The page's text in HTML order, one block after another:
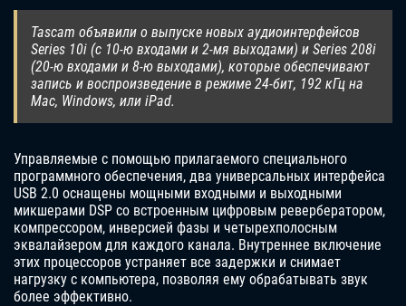
Tascam объявили о выпуске новых аудиоинтерфейсов
Series 10i (с 10-ю входами и 2-мя выходами) и Series 208i
(20-ю входами и 8-ю выходами), которые обеспечивают
запись и воспроизведение в режиме 24-бит, 192 кГц на
Mac, Windows, или iPad.
Управляемые с помощью прилагаемого специального
программного обеспечения, два универсальных интерфейса
USB 2.0 оснащены мощными входными и выходными
микшерами DSP со встроенным цифровым ревербератором,
компрессором, инверсией фазы и четырехполосным
эквалайзером для каждого канала. Внутреннее включение
этих процессоров устраняет все задержки и снимает
нагрузку с компьютера, позволяя ему обрабатывать звук
более эффективно.